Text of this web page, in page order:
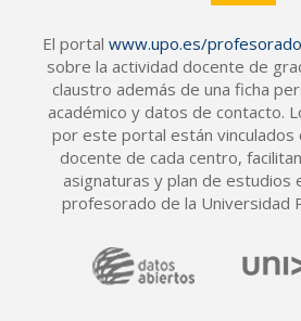
El portal www.upo.es/profesorado
sobre la actividad docente de
claustro además de una ficha
académico y datos de contacto.
por este portal están vinculados
docente de cada centro,
asignaturas y plan de estudios
profesorado de la Universidad